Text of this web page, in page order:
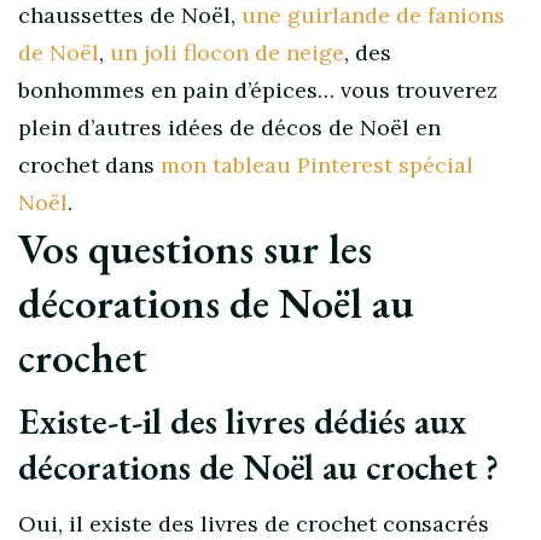
chaussettes de Noël, une guirlande de fanions
de Noël, un joli flocon de neige, des
bonhommes en pain d’épices… vous trouverez
plein d’autres idées de décos de Noël en
crochet dans mon tableau Pinterest spécial
Noël.
Vos questions sur les
décorations de Noël au
crochet
Existe-t-il des livres dédiés aux
décorations de Noël au crochet ?
Oui, il existe des livres de crochet consacrés